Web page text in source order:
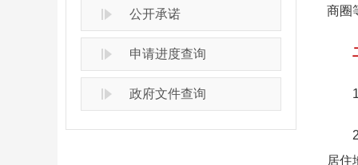
公开承诺
申请进度查询
政府文件查询
商圈
二
1.
2.
居住